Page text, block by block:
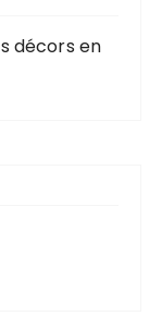
décors en